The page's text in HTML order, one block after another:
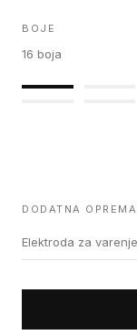
BOJE
16 boja
DODATNA OPREMA
Elektroda za varenje